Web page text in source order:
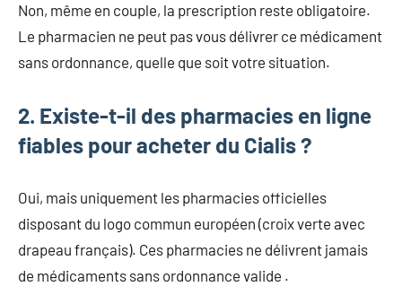
Non, même en couple, la prescription reste obligatoire.
Le pharmacien ne peut pas vous délivrer ce médicament
sans ordonnance, quelle que soit votre situation.
2. Existe-t-il des pharmacies en ligne
fiables pour acheter du Cialis ?
Oui, mais uniquement les pharmacies officielles
disposant du logo commun européen (croix verte avec
drapeau français). Ces pharmacies ne délivrent jamais
de médicaments sans ordonnance valide .